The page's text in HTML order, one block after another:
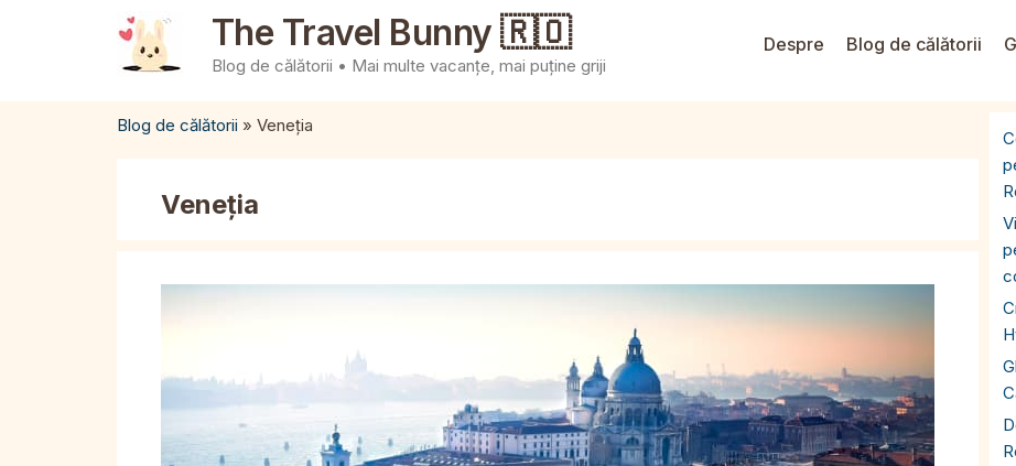
The Travel Bunny 🇷🇴
Blog de călătorii • Mai multe vacanțe, mai puține griji
Despre Blog de călătorii
Blog de călătorii » Veneția
Veneția